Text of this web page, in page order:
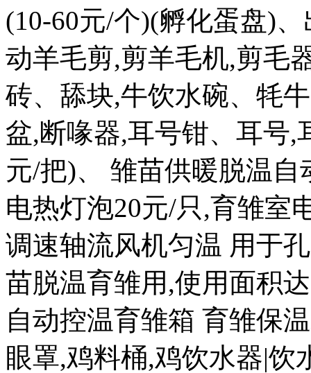
(10-60元/个)(孵化蛋盘)
动羊毛剪,剪羊毛机,剪毛
砖、舔块,牛饮水碗、牦
盆,断喙器,耳号钳、耳号,
元/把)、 雏苗供暖脱温
电热灯泡20元/只,育雏室
调速轴流风机匀温 用于
苗脱温育雏用,使用面积
自动控温育雏箱 育雏保
眼罩,鸡料桶,鸡饮水器|饮